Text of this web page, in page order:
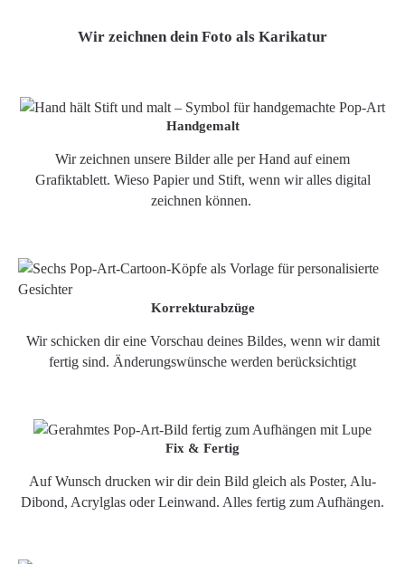
Wir zeichnen dein Foto als Karikatur
Handgemalt
Wir zeichnen unsere Bilder alle per Hand auf einem
Grafiktablett. Wieso Papier und Stift, wenn wir alles digital
zeichnen können.
Korrekturabzüge
Wir schicken dir eine Vorschau deines Bildes, wenn wir damit
fertig sind. Änderungswünsche werden berücksichtigt
Fix & Fertig
Auf Wunsch drucken wir dir dein Bild gleich als Poster, Alu-
Dibond, Acrylglas oder Leinwand. Alles fertig zum Aufhängen.